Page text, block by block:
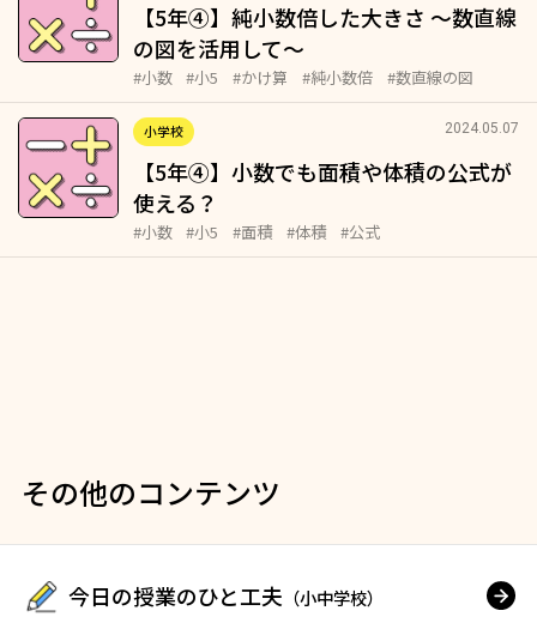
【5年④】純小数倍した大きさ ～数直線
の図を活用して～
#小数 #小5 #かけ算 #純小数倍 #数直線の図
小学校 2024.05.07
【5年④】小数でも面積や体積の公式が
使える？
#小数 #小5 #面積 #体積 #公式
その他のコンテンツ
今日の授業のひと工夫 （小中学校）